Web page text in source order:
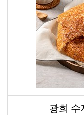
광희 수